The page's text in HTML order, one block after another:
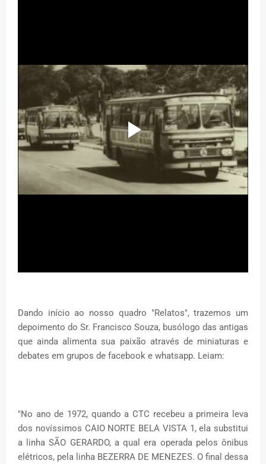
Dando início ao nosso quadro "Relatos", trazemos um
depoimento do Sr. Francisco Souza, busólogo das antigas
que ainda alimenta sua paixão através de miniaturas e
debates em grupos de facebook e whatsapp. Leiam:
"No ano de 1972, quando a CTC recebeu a primeira leva
dos novíssimos CAIO NORTE BELA VISTA 1, ela substitui
a linha SÃO GERARDO, a qual era operada pelos ônibus
elétricos, pela linha BEZERRA DE MENEZES. O final dessa